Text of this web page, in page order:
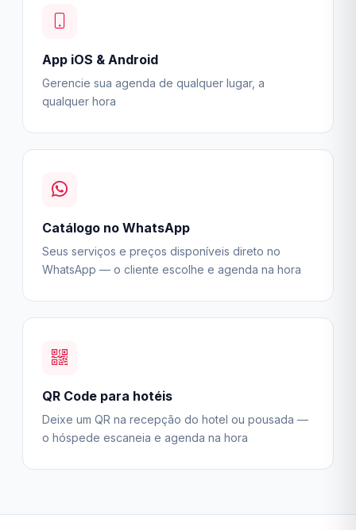
App iOS & Android
Gerencie sua agenda de qualquer lugar, a
qualquer hora
Catálogo no WhatsApp
Seus serviços e preços disponíveis direto no
WhatsApp — o cliente escolhe e agenda na hora
QR Code para hotéis
Deixe um QR na recepção do hotel ou pousada —
o hóspede escaneia e agenda na hora